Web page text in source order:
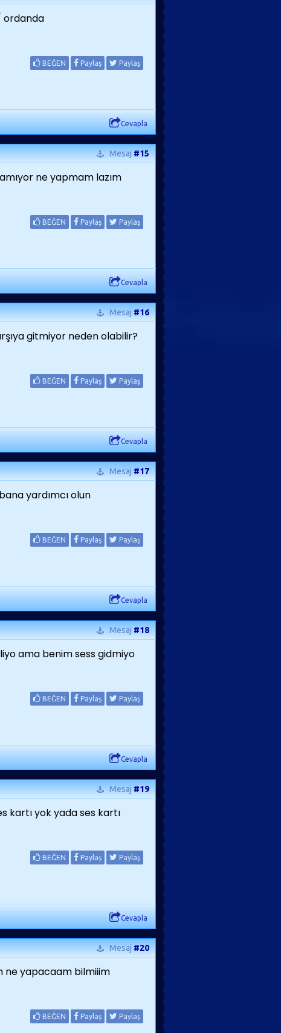
ordanda
BEĞEN Paylaş Paylaş
Cevapla
Mesaj#15
ne yapmam lazım
BEĞEN Paylaş Paylaş
Cevapla
Mesaj#16
gitmiyor neden olabilir?
BEĞEN Paylaş Paylaş
Cevapla
Mesaj#17
yardımcı olun
BEĞEN Paylaş Paylaş
Cevapla
Mesaj#18
ama benim sess gidmiyo
BEĞEN Paylaş Paylaş
Cevapla
Mesaj#19
kartı yok yada ses kartı
BEĞEN Paylaş Paylaş
Cevapla
Mesaj#20
ne yapacaam bilmiiim
BEĞEN Paylaş Paylaş